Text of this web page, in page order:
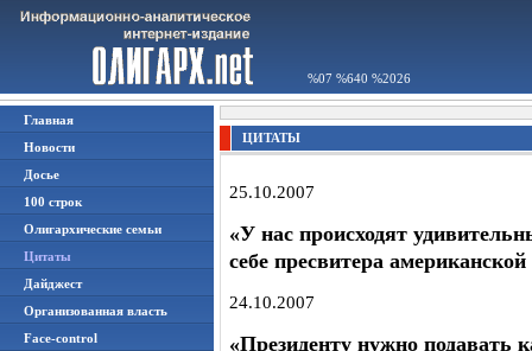
%07 %640 %2026
Главная
Новости
Досье
100 строк
Олигархические семьи
Цитаты
Дайджест
Организованная власть
Face-control
ЦИТАТЫ
25.10.2007
«У нас происходят
себе пресвитера
24.10.2007
«Президенту нужно подавать